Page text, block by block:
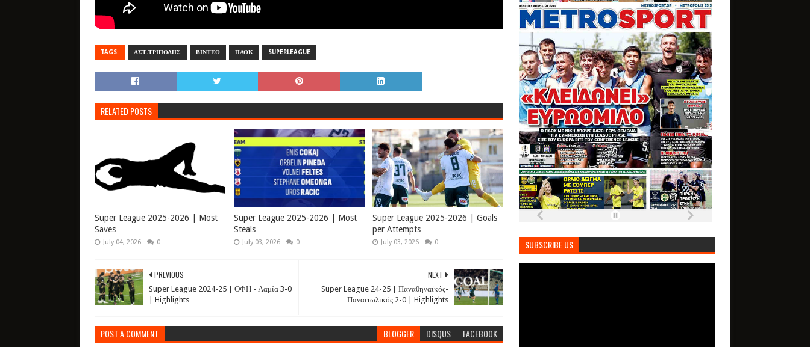
TAGS: ΑΣΤ.ΤΡΙΠΟΛΗΣ ΒΙΝΤΕΟ ΠΑΟΚ SUPERLEAGUE
RELATED POSTS
Super League 2025-2026 | Most
Saves
July 04, 2026 0
Super League 2025-2026 | Most
Steals
July 03, 2026 0
Super League 2025-2026 | Goals
per Attempts
July 03, 2026 0
NEXT
Super League 24-25 | Παναθηναϊκός-
Παναιτωλικός 2-0 | Highlights
PREVIOUS
Super League 2024-25 | ΟΦΗ - Λαμία 3-0
| Highlights
POST A COMMENT BLOGGER DISQUS FACEBOOK
SUBSCRIBE US